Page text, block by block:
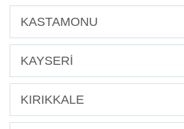
KASTAMONU
KAYSERİ
KIRIKKALE